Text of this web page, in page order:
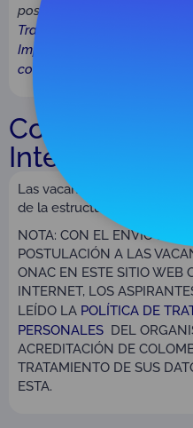
posible con personas que
Trabajo en equipo, el
Imparcialidad, demostrando
con idoneidad y competencia
Internos
Las vacantes que
de la estructura de cargos
NOTA: CON EL ENVÍO DE
POSTULACIÓN A LAS
ONAC EN ESTE SITIO WEB
INTERNET, LOS
LEÍDO LA POLÍTICA DE
PERSONALES DEL
ACREDITACIÓN DE
TRATAMIENTO DE SUS
ESTA.